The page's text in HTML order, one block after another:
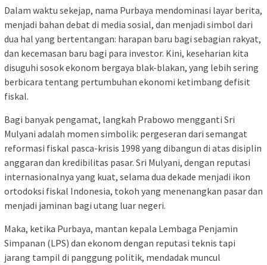
Dalam waktu sekejap, nama Purbaya mendominasi layar berita,
menjadi bahan debat di media sosial, dan menjadi simbol dari
dua hal yang bertentangan: harapan baru bagi sebagian rakyat,
dan kecemasan baru bagi para investor. Kini, keseharian kita
disuguhi sosok ekonom bergaya blak-blakan, yang lebih sering
berbicara tentang pertumbuhan ekonomi ketimbang defisit
fiskal.
Bagi banyak pengamat, langkah Prabowo mengganti Sri
Mulyani adalah momen simbolik: pergeseran dari semangat
reformasi fiskal pasca-krisis 1998 yang dibangun di atas disiplin
anggaran dan kredibilitas pasar. Sri Mulyani, dengan reputasi
internasionalnya yang kuat, selama dua dekade menjadi ikon
ortodoksi fiskal Indonesia, tokoh yang menenangkan pasar dan
menjadi jaminan bagi utang luar negeri.
Maka, ketika Purbaya, mantan kepala Lembaga Penjamin
Simpanan (LPS) dan ekonom dengan reputasi teknis tapi
jarang tampil di panggung politik, mendadak muncul